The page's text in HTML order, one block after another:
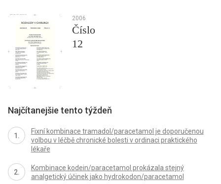
2006
Číslo
12
Najčítanejšie tento týždeň
Fixní kombinace tramadol/paracetamol je doporučenou
volbou v léčbě chronické bolesti v ordinaci praktického
lékaře
Kombinace kodein/paracetamol prokázala stejný
analgetický účinek jako hydrokodon/paracetamol